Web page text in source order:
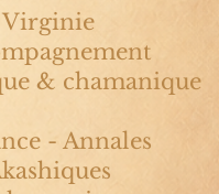
Virginie
& chamanique
- Annales